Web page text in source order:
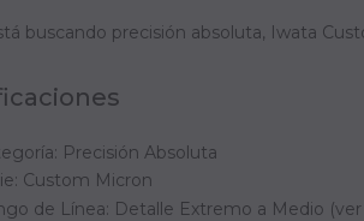
buscando precisión absoluta, Iwata
Precisión Absoluta
Custom Micron
de Línea: Detalle Extremo a Medio